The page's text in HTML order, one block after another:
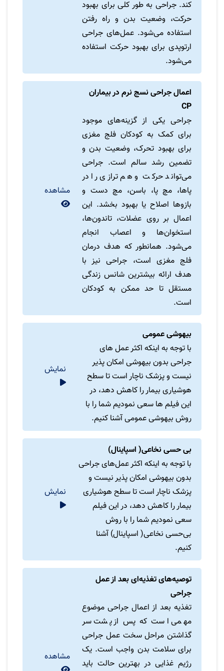
کند. جراحی به طور کلی برای بهبود
حرکت، وضعیت بدن و راه رفتن
استفاده می‌شود. عمل‌های جراحی
ارتوپدی برای بهبود حرکت استفاده
می‌شود.
اعمال جراحی نسج نرم در بیماران
CP
جراحی یکی از گزینه‌های موجود
برای کمک به کودکان فلج مغزی
برای بهبود تحرک، وضعیت بدن و
تضمین رشد سالم است. جراحی
می‌تواند حرکت و هم ترازی را در
پاها، مچ پا، باسن، مچ دست و
بازوها اصلاح یا بهبود بخشد. این
اعمال بر روی عضلات، تاندون‌ها،
استخوان‌ها و اعصاب انجام
می‌شود. همانطور که هدف درمان
فلج مغزی است، جراحی نیز با
هدف ارائه بیشترین شانس زندگی
مستقل تا حد ممکن به کودکان
است.
مشاهده
بیهوشی عمومی
با توجه به اینکه اکثر عمل های
جراحی بدون بیهوشی امکان پذیر
نیست و پزشک ناچار است تا سطح
هوشیاری بیمار را کاهش دهد، در
این فیلم ها سعی نمودیم شما را با
روش بیهوشی عمومی آشنا کنیم.
نمایش
بی حسی نخاعی( اسپاینال)
با توجه به اینکه اکثر عمل‌های جراحی
بدون بیهوشی امکان پذیر نیست و
پزشک ناچار است تا سطح هوشیاری
بیمار را کاهش دهد، در این فیلم
سعی نمودیم شما را با روش
بی‌حسی نخاعی( اسپاینال) آشنا
کنیم.
نمایش
توصیه‌های تغذیه‌ای بعد از عمل
جراحی
تغذیه بعد از اعمال جراحی موضوع
مهمی است که پس از پشت سر
گذاشتن مراحل سخت عمل جراحی
برای سلامت بدن واجب است. یک
رژیم غذایی در بهترین حالت باید
مشاهده